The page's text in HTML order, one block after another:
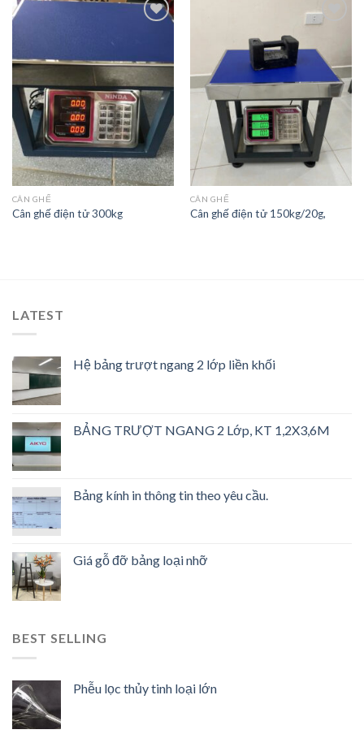
CÂN GHẾ
Cân ghế điện tử 300kg
CÂN GHẾ
Cân ghế điện tử 150kg/20g,
LATEST
Hệ bảng trượt ngang 2 lớp liền khối
BẢNG TRƯỢT NGANG 2 Lớp, KT 1,2X3,6M
Bảng kính in thông tin theo yêu cầu.
Giá gỗ đỡ bảng loại nhỡ
BEST SELLING
Phễu lọc thủy tinh loại lớn